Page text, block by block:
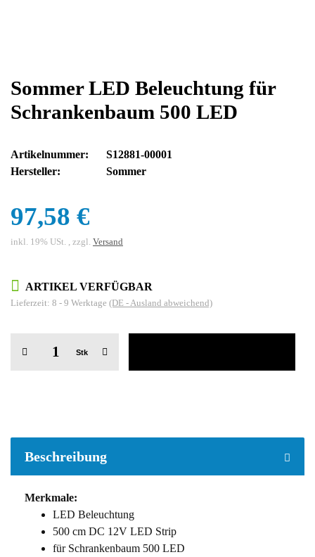
Sommer LED Beleuchtung für
Schrankenbaum 500 LED
Artikelnummer:
S12881-00001
Hersteller:
Sommer
97,58 €
inkl. 19% USt. , zzgl. Versand
ARTIKEL VERFÜGBAR
Lieferzeit: 8 - 9 Werktage (DE - Ausland abweichend)
Stk
Beschreibung
Merkmale:
LED Beleuchtung
500 cm DC 12V LED Strip
für Schrankenbaum 500 LED